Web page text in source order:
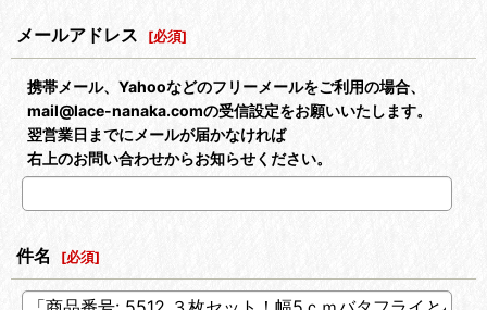
メールアドレス [必須]
携帯メール、Yahooなどのフリーメールをご利用の場合、
mail@lace-nanaka.comの受信設定をお願いいたします。
翌営業日までにメールが届かなければ
右上のお問い合わせからお知らせください。
件名 [必須]